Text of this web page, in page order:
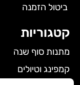
ביטול הזמנה
קטגוריות
מתנות סוף שנה
קמפינג וטיולים